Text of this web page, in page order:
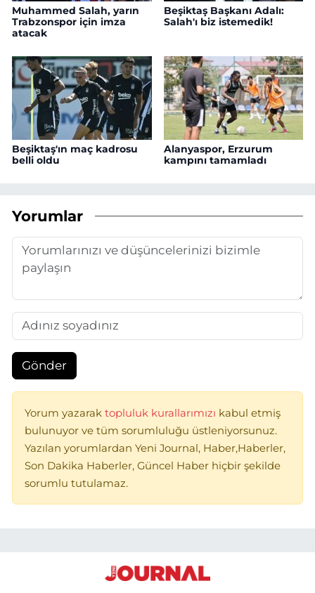
Muhammed Salah, yarın
Trabzonspor için imza
atacak
Beşiktaş Başkanı Adalı:
Salah'ı biz istemedik!
Beşiktaş'ın maç kadrosu
belli oldu
Alanyaspor, Erzurum
kampını tamamladı
Yorumlar
Gönder
Yorum yazarak topluluk kurallarımızı kabul etmiş
bulunuyor ve tüm sorumluluğu üstleniyorsunuz.
Yazılan yorumlardan Yeni Journal, Haber,Haberler,
Son Dakika Haberler, Güncel Haber hiçbir şekilde
sorumlu tutulamaz.